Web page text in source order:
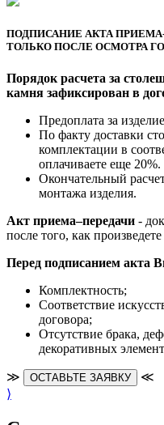
ПОДПИСАНИЕ АКТА
ТОЛЬКО ПОСЛЕ ОСМОТРА
Порядок расчета за
камня зафиксирован в
Предоплата за
По факту доставки
комплектации в
оплачиваете еще 20%.
Окончательный
монтажа изделия.
Акт приема–передачи -
после того, как
Перед подписанием акта
Комплектность;
Cоответствие
договора;
Отсутствие брака,
декоративных
≫ ОСТАВЬТЕ ЗАЯВКУ
≪
⟩